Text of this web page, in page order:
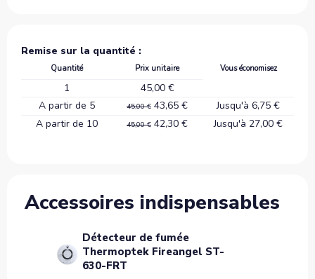
Remise sur la quantité :
Quantité Prix unitaire Vous économisez
1
45,00 €
A partir de 5
45,00 € 43,65 €
Jusqu'à 6,75 €
A partir de 10
45,00 € 42,30 € Jusqu'à 27,00 €
Accessoires indispensables
Détecteur de fumée
Thermoptek Fireangel ST-
630-FRT